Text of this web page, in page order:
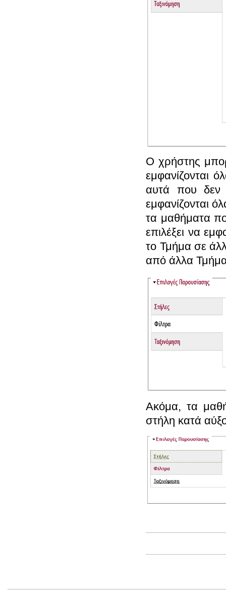
Ο χρήστης
εμφανίζονται
αυτά που δεν
εμφανίζονται
τα μαθήματα
επιλέξει να
το Τμήμα σε
από άλλα
Ακόμα, τα
στήλη κατά